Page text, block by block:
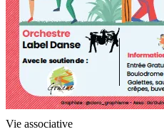
Vie associative